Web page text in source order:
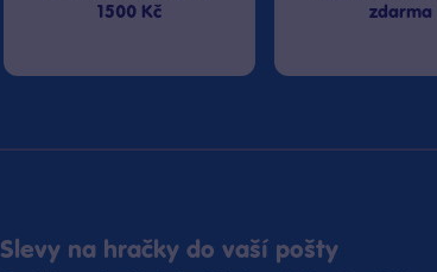
1500 Kč
zdarma
Slevy na hračky do vaší pošty